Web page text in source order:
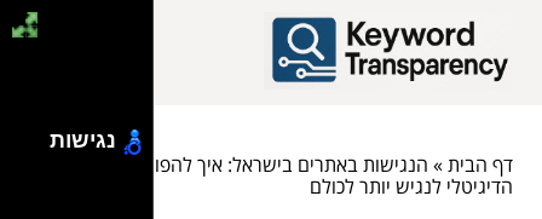
דף הבית» הנגישות באתרים בישראל: איך להפוך את המרחב
הדיגיטלי לנגיש יותר לכולם
נגישות